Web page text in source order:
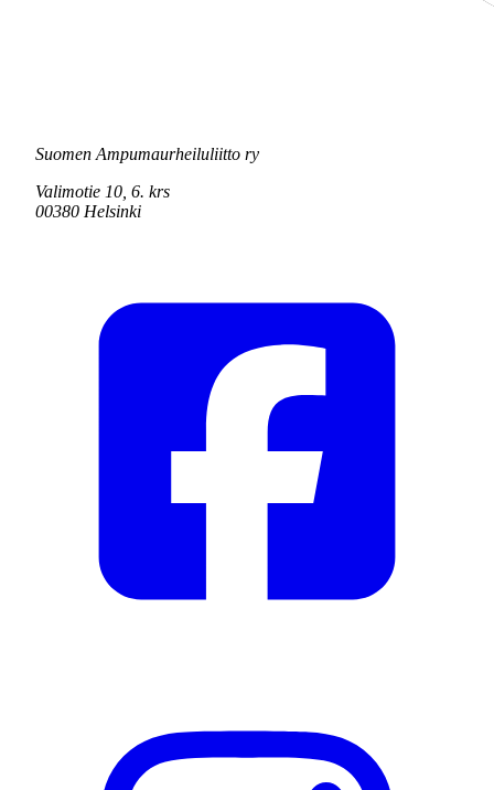
Suomen Ampumaurheiluliitto ry
Valimotie 10, 6. krs
00380 Helsinki